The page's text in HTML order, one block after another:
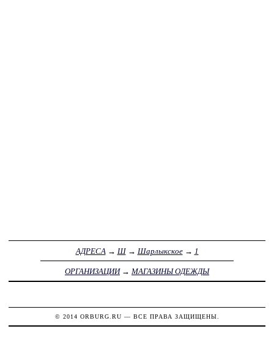
АДРЕСА → Ш→ Шарлыкское→ 1
ОРГАНИЗАЦИИ→ МАГАЗИНЫ ОДЕЖДЫ
© 2014 ORBURG.RU — ВСЕ ПРАВА ЗАЩИЩЕНЫ.